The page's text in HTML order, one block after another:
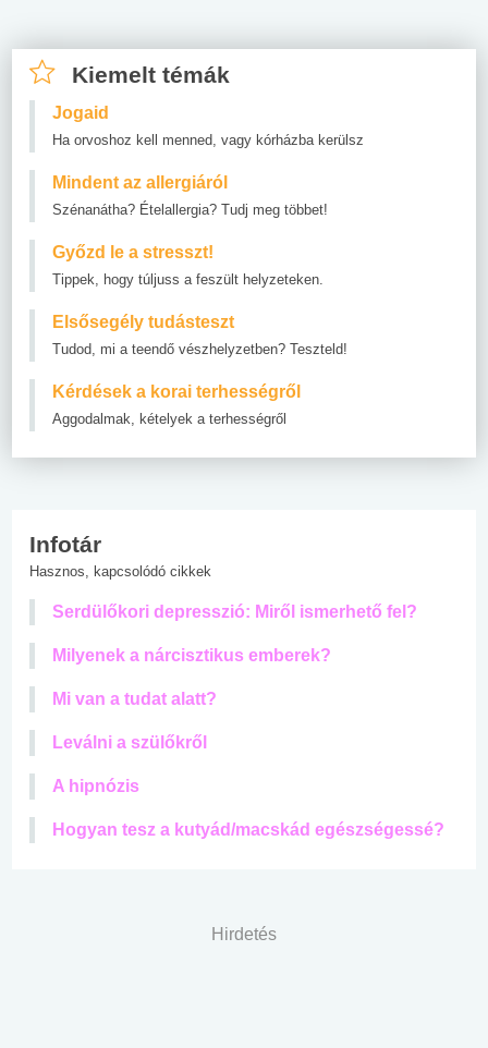
Kiemelt témák
Jogaid
Ha orvoshoz kell menned, vagy kórházba kerülsz
Mindent az allergiáról
Szénanátha? Ételallergia? Tudj meg többet!
Győzd le a stresszt!
Tippek, hogy túljuss a feszült helyzeteken.
Elsősegély tudásteszt
Tudod, mi a teendő vészhelyzetben? Teszteld!
Kérdések a korai terhességről
Aggodalmak, kételyek a terhességről
Infotár
Hasznos, kapcsolódó cikkek
Serdülőkori depresszió: Miről ismerhető fel?
Milyenek a nárcisztikus emberek?
Mi van a tudat alatt?
Leválni a szülőkről
A hipnózis
Hogyan tesz a kutyád/macskád egészségessé?
Hirdetés